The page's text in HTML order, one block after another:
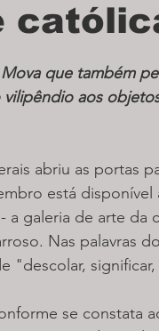
que também
aos
abriu as portas
está
a galeria de arte da
Nas palavras
"descolar,
se constata